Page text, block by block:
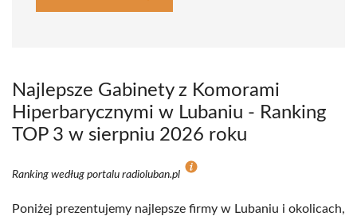
Najlepsze Gabinety z Komorami
Hiperbarycznymi w Lubaniu - Ranking
TOP 3 w sierpniu 2026 roku
Ranking według portalu radioluban.pl
Poniżej prezentujemy najlepsze firmy w Lubaniu i okolicach,